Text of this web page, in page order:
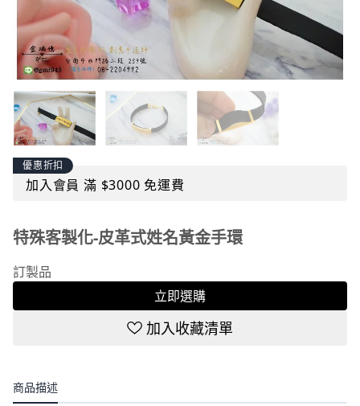
優惠折扣
加入會員 滿 $3000 免運費
特殊客製化-皮革式姓名黃金手環
訂製品
立即選購
加入收藏清單
商品描述